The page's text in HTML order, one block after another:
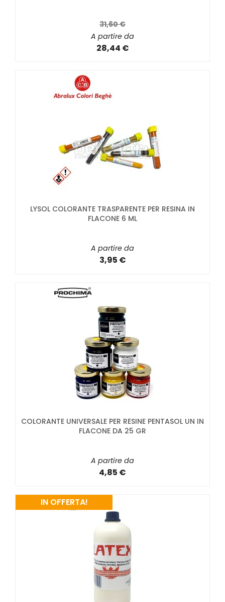
31,60 €
A partire da
28,44 €
LYSOL COLORANTE TRASPARENTE PER RESINA IN
FLACONE 6 ML
A partire da
3,95 €
COLORANTE UNIVERSALE PER RESINE PENTASOL UN IN
FLACONE DA 25 GR
A partire da
4,85 €
IN OFFERTA!